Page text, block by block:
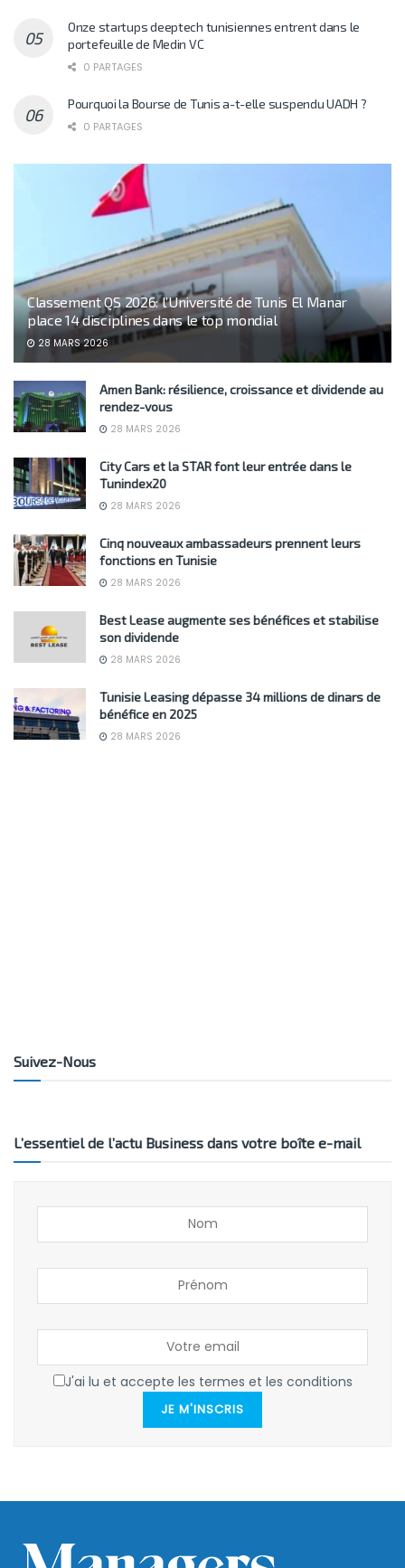
Onze startups deeptech tunisiennes entrent dans le
portefeuille de Medin VC
0 PARTAGES
Pourquoi la Bourse de Tunis a-t-elle suspendu UADH ?
0 PARTAGES
Classement QS 2026: l’Université de Tunis El Manar
place 14 disciplines dans le top mondial
28 MARS 2026
Amen Bank: résilience, croissance et dividende au
rendez-vous
28 MARS 2026
City Cars et la STAR font leur entrée dans le
Tunindex20
28 MARS 2026
Cinq nouveaux ambassadeurs prennent leurs
fonctions en Tunisie
28 MARS 2026
Best Lease augmente ses bénéfices et stabilise
son dividende
28 MARS 2026
Tunisie Leasing dépasse 34 millions de dinars de
bénéfice en 2025
28 MARS 2026
Suivez-Nous
L’essentiel de l’actu Business dans votre boîte e-mail
J'ai lu et accepte les termes et les conditions
JE M'INSCRIS